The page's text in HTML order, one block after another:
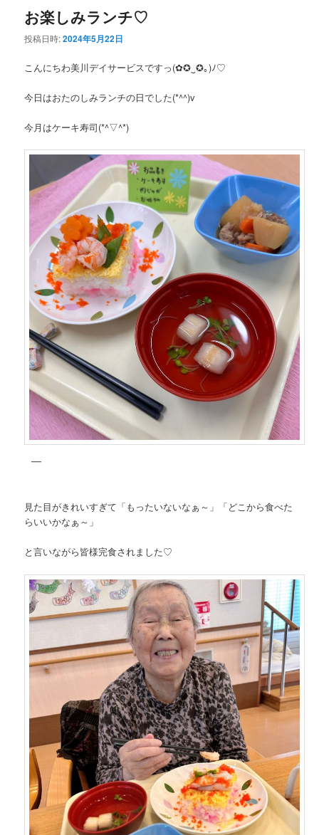
お楽しみランチ♡
投稿日時:2024年5月22日
こんにちわ美川デイサービスですっ(✿✪‿✪｡)ﾉ♡
今日はおたのしみランチの日でした(*^^)v
今月はケーキ寿司(*^▽^*)
見た目がきれいすぎて「もったいないなぁ～」「どこから食べた
らいいかなぁ～」
と言いながら皆様完食されました♡